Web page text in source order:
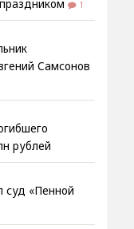
1
Самсонов
рублей
суд «Пенной